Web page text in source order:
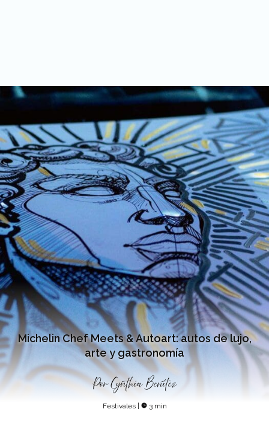
Michelin Chef Meets & Autoart: autos de lujo,
arte y gastronomía
PorCynthia Benítez
Festivales 3 min